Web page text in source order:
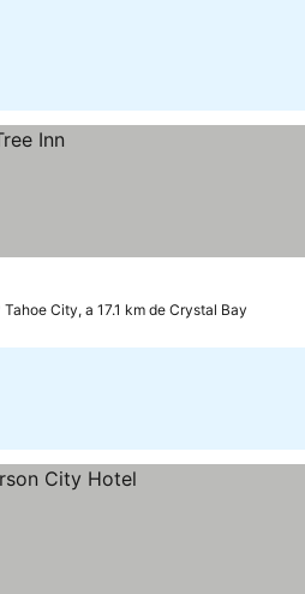
Tahoe City, a 17.1 km de Crystal Bay